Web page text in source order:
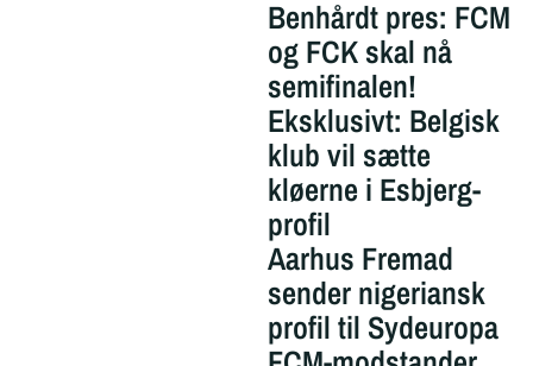
Benhårdt pres: FCM
og FCK skal nå
semifinalen!
Eksklusivt: Belgisk
klub vil sætte
kløerne i Esbjerg-
profil
Aarhus Fremad
sender nigeriansk
profil til Sydeuropa